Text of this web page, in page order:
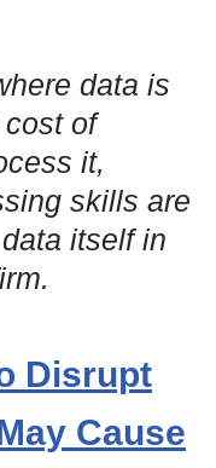
data is
of
it,
skills are
itself in
Disrupt
Cause